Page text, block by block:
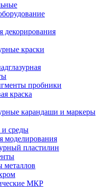
декорирования
краски
пробники
краска
карандаши и маркеры
и среды
моделирования
пластилин
металлов
МКР